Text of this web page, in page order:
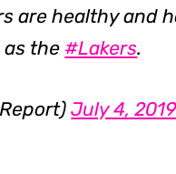
are healthy and
the #Lakers.
July 4, 2019